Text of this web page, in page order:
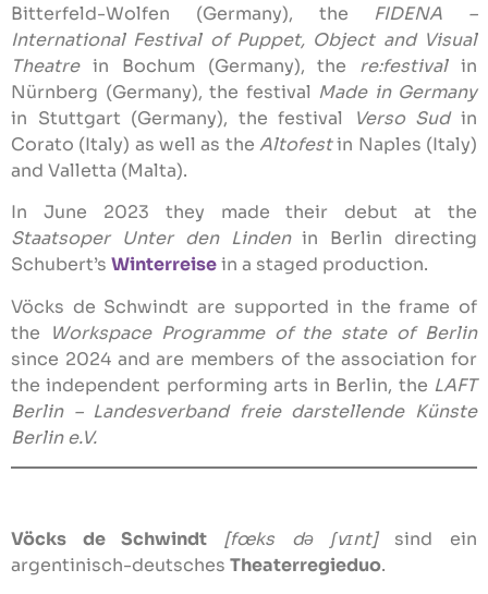
Bitterfeld-Wolfen (Germany), the FIDENA –
International Festival of Puppet, Object and Visual
Theatrein Bochum (Germany), the re:festivalin
Nürnberg (Germany), the festival Made in Germany
in Stuttgart (Germany), the festival
Verso Sudin
Corato (Italy) as well as the Altofestin Naples (Italy)
and Valletta (Malta).
In June 2023 they made their debut at the
Staatsoper Unter den Lindenin Berlin directing
Schubert’s Winterreisein a staged production.
Vöcks de Schwindt are supported in the frame of
the
Workspace Programme of the state of Berlin
since 2024 and are members of the association for
the independent performing arts in Berlin, the LAFT
Berlin – Landesverband freie darstellende Künste
Berlin e.V.
Vöcks de Schwindt [fœks də ʃvɪnt] sind ein
argentinisch-deutsches Theaterregieduo.